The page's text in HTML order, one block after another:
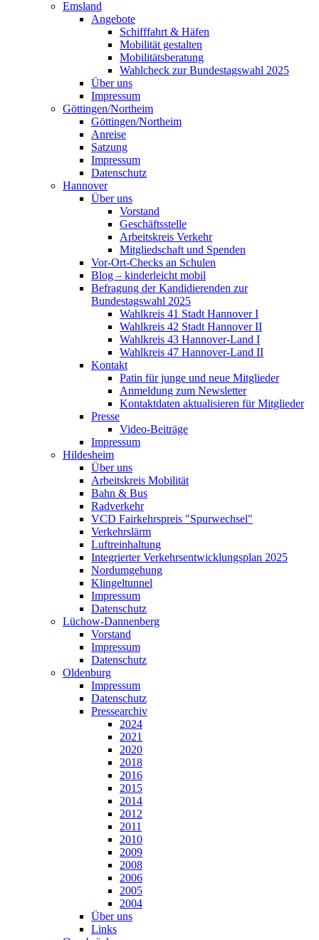
Emsland
Angebote
Schifffahrt & Häfen
Mobilität gestalten
Mobilitätsberatung
Wahlcheck zur Bundestagswahl 2025
Über uns
Impressum
Göttingen/Northeim
Göttingen/Northeim
Anreise
Satzung
Impressum
Datenschutz
Hannover
Über uns
Vorstand
Geschäftsstelle
Arbeitskreis Verkehr
Mitgliedschaft und Spenden
Vor-Ort-Checks an Schulen
Blog – kinderleicht mobil
Befragung der Kandidierenden zur
Bundestagswahl 2025
Wahlkreis 41 Stadt Hannover I
Wahlkreis 42 Stadt Hannover II
Wahlkreis 43 Hannover-Land I
Wahlkreis 47 Hannover-Land II
Kontakt
Patin für junge und neue Mitglieder
Anmeldung zum Newsletter
Kontaktdaten aktualisieren für Mitglieder
Presse
Video-Beiträge
Impressum
Hildesheim
Über uns
Arbeitskreis Mobilität
Bahn & Bus
Radverkehr
VCD Fairkehrspreis "Spurwechsel"
Verkehrslärm
Luftreinhaltung
Integrierter Verkehrsentwicklungsplan 2025
Nordumgehung
Klingeltunnel
Impressum
Datenschutz
Lüchow-Dannenberg
Vorstand
Impressum
Datenschutz
Oldenburg
Impressum
Datenschutz
Pressearchiv
2024
2021
2020
2018
2016
2015
2014
2012
2011
2010
2009
2008
2006
2005
2004
Über uns
Links